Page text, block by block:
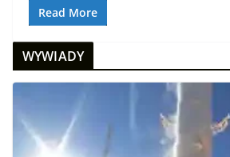
Read More
WYWIADY